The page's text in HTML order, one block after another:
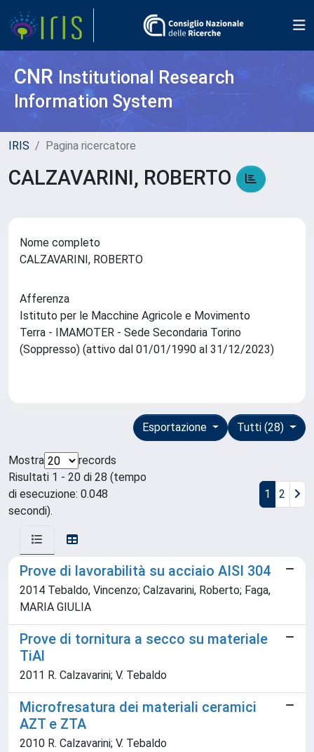
CNR Institutional Research
Information System
IRIS Pagina ricercatore
CALZAVARINI, ROBERTO
Nome completo
CALZAVARINI, ROBERTO
Afferenza
Istituto per le Macchine Agricole e Movimento
Terra - IMAMOTER - Sede Secondaria Torino
(Soppresso) (attivo dal 01/01/1990 al 31/12/2023)
Tutti (28)
Esportazione
Mostra
records
Risultati 1 - 20 di 28 (tempo
di esecuzione: 0.048
secondi).
1 2
Prove di lavorabilità su acciaio AISI 304
2014 Tebaldo, Vincenzo; Calzavarini, Roberto; Faga,
MARIA GIULIA
Prove di tornitura a secco su materiale
TiAl
2011 R. Calzavarini; V. Tebaldo
Microfresatura dei materiali ceramici
AZT e ZTA
2010 R. Calzavarini; V. Tebaldo